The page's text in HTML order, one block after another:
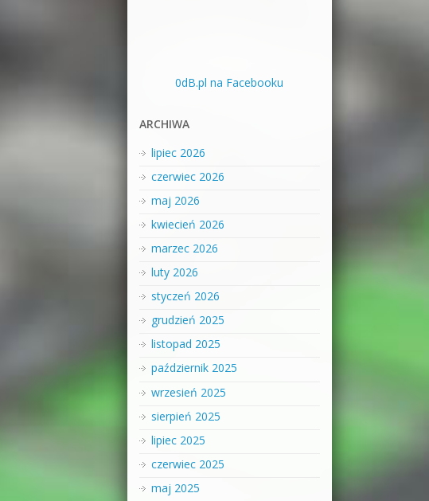
0dB.pl na Facebooku
ARCHIWA
lipiec 2026
czerwiec 2026
maj 2026
kwiecień 2026
marzec 2026
luty 2026
styczeń 2026
grudzień 2025
listopad 2025
październik 2025
wrzesień 2025
sierpień 2025
lipiec 2025
czerwiec 2025
maj 2025